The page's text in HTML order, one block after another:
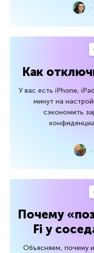
Как
У вас есть iPhone,
минут на
сэкономить
Почему
Fi у
Объясняем, почему